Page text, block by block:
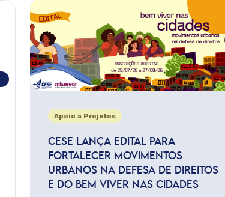
Apoio a Projetos
CESE LANÇA EDITAL PARA
FORTALECER MOVIMENTOS
URBANOS NA DEFESA DE DIREITOS
E DO BEM VIVER NAS CIDADES